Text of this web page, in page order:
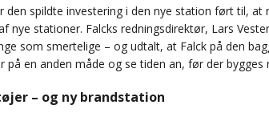
den spildte investering i den nye station ført til,
nye stationer. Falcks redningsdirektør, Lars
som smertelige – og udtalt, at Falck på den
på en anden måde og se tiden an, før der bygges
– og ny brandstation